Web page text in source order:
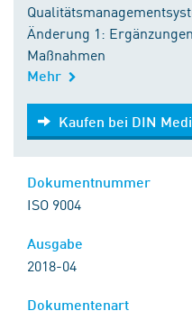
Änderung 1:
Maßnahmen
Mehr
Kaufen bei DIN Media
Kaufen bei DIN
ISO 9004
2018-04